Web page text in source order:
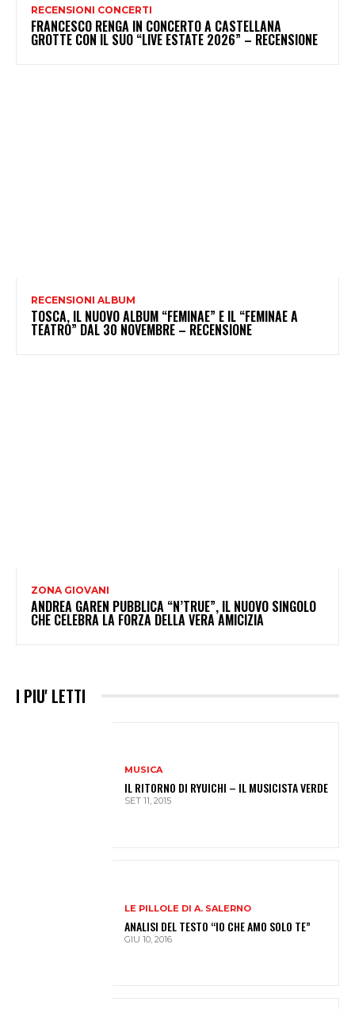
RECENSIONI CONCERTI
FRANCESCO RENGA IN CONCERTO A CASTELLANA
GROTTE CON IL SUO “LIVE ESTATE 2026” – RECENSIONE
RECENSIONI ALBUM
TOSCA, IL NUOVO ALBUM “FEMINAE” E IL “FEMINAE A
TEATRO” DAL 30 NOVEMBRE – RECENSIONE
ZONA GIOVANI
ANDREA GAREN PUBBLICA “N’TRUE”, IL NUOVO SINGOLO
CHE CELEBRA LA FORZA DELLA VERA AMICIZIA
I PIU' LETTI
MUSICA
IL RITORNO DI RYUICHI – IL MUSICISTA VERDE
SET 11, 2015
LE PILLOLE DI A. SALERNO
ANALISI DEL TESTO “IO CHE AMO SOLO TE”
GIU 10, 2016